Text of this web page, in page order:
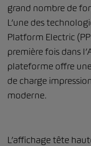
grand nombre de
L’une des
Platform Electric
première fois dans
plateforme offre
de charge
moderne.
L’affichage tête